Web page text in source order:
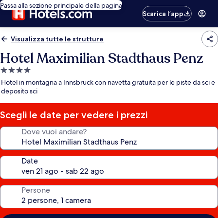
Passa alla sezione principale della pagina
Scarica l’app
Visualizza tutte le strutture
Hotel Maximilian Stadthaus Penz
Struttura
a
4.0
stelle
Hotel in montagna a Innsbruck con navetta gratuita per le piste da sci e
deposito sci
Scegli le date per vedere i prezzi
Dove vuoi andare?
Date
Persone